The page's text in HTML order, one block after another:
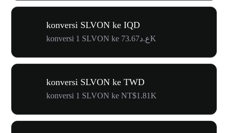
konversi SLVON ke IQD
konversi 1 SLVON ke ع.د73.67K
konversi SLVON ke TWD
konversi 1 SLVON ke NT$1.81K